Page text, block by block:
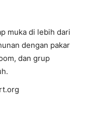
muka di lebih dari
dengan pakar
dan grup